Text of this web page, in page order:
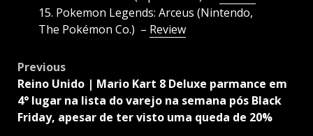
15. Pokemon Legends: Arceus (Nintendo,
The Pokémon Co.) – Review
Post
navigation
Previous
Reino Unido | Mario Kart 8 Deluxe parmance em
4° lugar na lista do varejo na semana pós Black
Friday, apesar de ter visto uma queda de 20%